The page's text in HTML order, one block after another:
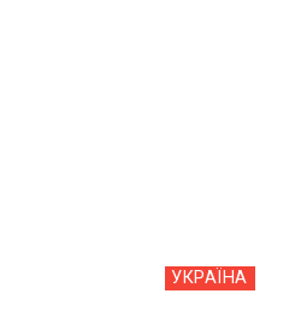
УКРАЇНА